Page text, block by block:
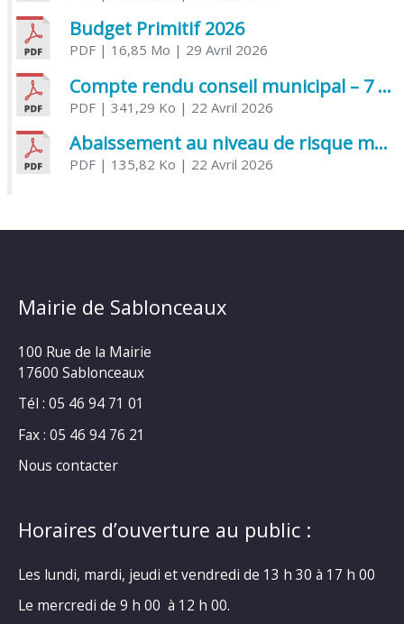
Budget Primitif 2026
PDF| 16,85 Mo | 29 Avril 2026
Compte rendu conseil municipal – 7 avril 2026
PDF| 341,29 Ko | 22 Avril 2026
Abaissement au niveau de risque modéré de l’Influenza aviaire
PDF| 135,82 Ko | 22 Avril 2026
Mairie de Sablonceaux
100 Rue de la Mairie
17600 Sablonceaux
Tél : 05 46 94 71 01
Fax : 05 46 94 76 21
Nous contacter
Horaires d’ouverture au public :
Les lundi, mardi, jeudi et vendredi de 13 h 30 à 17 h 00
Le mercredi de 9 h 00 à 12 h 00.